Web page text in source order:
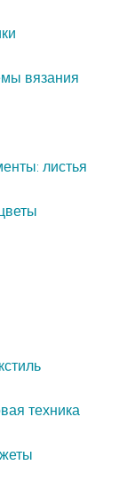
вязания
листья
техника